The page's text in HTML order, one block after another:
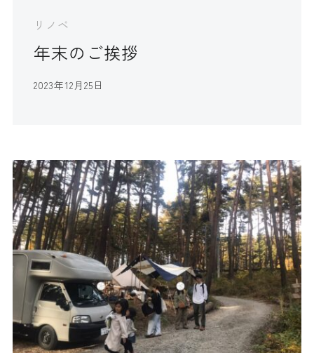
リノベ
年末のご挨拶
2023年12月25日